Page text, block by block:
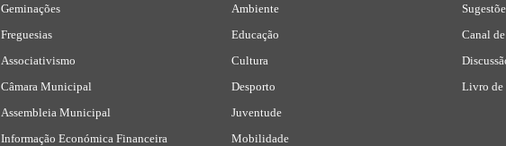
Geminações
Freguesias
Associativismo
Câmara Municipal
Assembleia Municipal
Informação Económica Financeira
Ambiente
Educação
Cultura
Desporto
Juventude
Mobilidade
Canal
Livro de